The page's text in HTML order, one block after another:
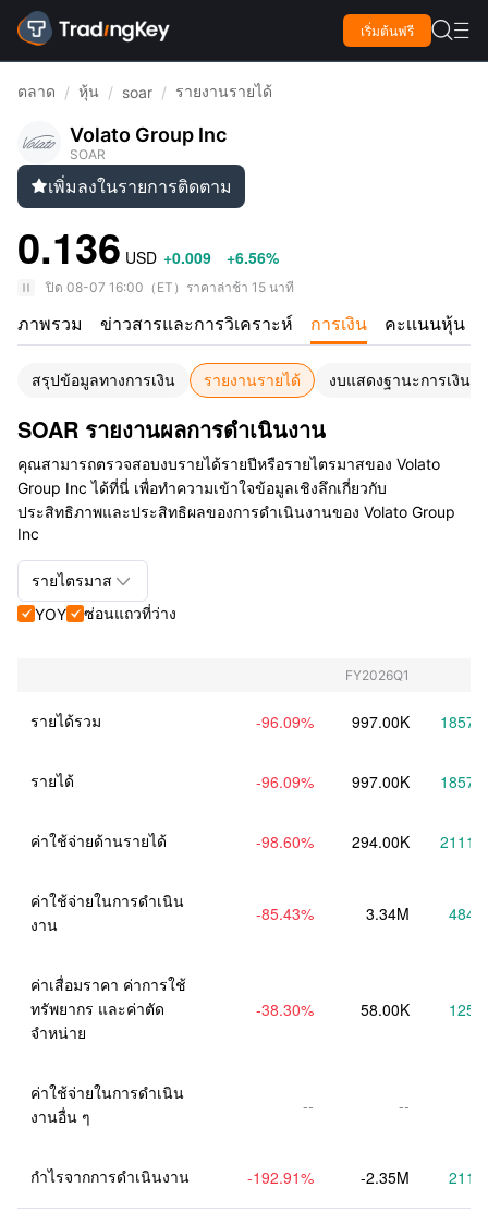
เริ่มต้นฟรี  
ตลาด / หุ้น / soar / รายงานรายได้
Volato Group Inc
SOAR
เพิ่มลงในรายการติดตาม
0.136 USD +0.009 +6.56%
ปิด 08-07 16:00 （ ET ） ราคาล่าช้า 15 นาที
ภาพรวม ข่าวสารและการวิเคราะห์ การเงิน คะเเนนหุ้น
สรุปข้อมูลทางการเงิน รายงานรายได้ งบแสดงฐานะการเงิน
SOAR รายงานผลการดำเนินงาน
คุณสามารถตรวจสอบงบรายได้รายปีหรือรายไตรมาสของ Volato
Group Inc ได้ที่นี่ เพื่อทำความเข้าใจข้อมูลเชิงลึกเกี่ยวกับ
ประสิทธิภาพและประสิทธิผลของการดำเนินงานของ Volato Group
Inc
รายไตรมาส 
รายปี
YOY ซ่อนแถวที่ว่าง
FY2026Q1
รายได้รวม -96.09% 997.00K
รายได้ -96.09% 997.00K
ค่าใช้จ่ายด้านรายได้ -98.60% 294.00K
ค่าใช้จ่ายในการดำเนิน
งาน
-85.43% 3.34M
ค่าเสื่อมราคา ค่าการใช้
ทรัพยากร และค่าตัด
จำหน่าย
-38.30% 58.00K
ค่าใช้จ่ายในการดำเนิน
งานอื่น ๆ
-- --
กำไรจากการดำเนินงาน -192.91% -2.35M